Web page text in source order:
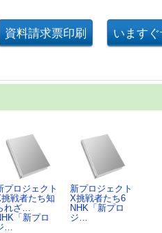
プロジェクト
戦者たち知
れざ…
「新プロ
…
新プロジェクト
X挑戦者たち6
NHK「新プロ
ジ…